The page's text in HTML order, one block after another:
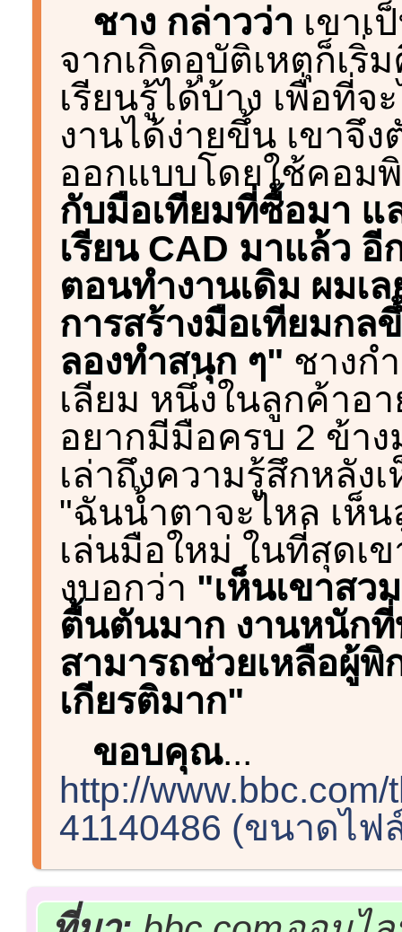
ชาง กล่าวว่า เขาเ
จากเกิดอุบัติเหตุก็เริ่
เรียนรู้ได้บ้าง เพื่อที่
งานได้ง่ายขึ้น เขาจึ
ออกแบบโดยใช้คอม
กับมือเทียมที่ซื้อมา แ
เรียน CAD มาแล้ว
ตอนทำงานเดิม ผมเ
การสร้างมือเทียมกล
ลองทำสนุก ๆ" ชางก
เลียม หนึ่งในลูกค้าอ
อยากมีมือครบ 2 ข้า
เล่าถึงความรู้สึกหลัง
"ฉันน้ำตาจะไหล เห็
เล่นมือใหม่ ในที่สุดเ
งบอกว่า "เห็นเขาสว
ตื้นตันมาก งานหนัก
สามารถช่วยเหลือผู้พิ
เกียรติมาก"
ขอบคุณ...
http://
41140486 (ขนาดไฟ